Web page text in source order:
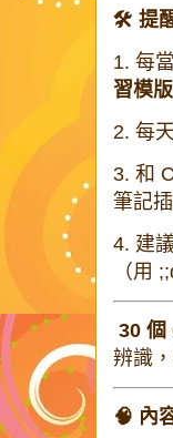
🛠 提
1. 每
習模版
2. 每
3. 和
筆記插
4. 建
（用
30 個
辨識
🧠 內